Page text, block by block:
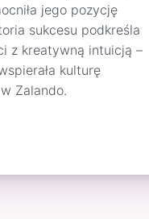
jego pozycję
sukcesu podkreśla
z kreatywną intuicją –
kulturę
Zalando.